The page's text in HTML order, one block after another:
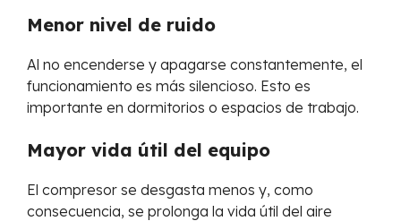
Menor nivel de ruido
Al no encenderse y apagarse constantemente, el
funcionamiento es más silencioso. Esto es
importante en dormitorios o espacios de trabajo.
Mayor vida útil del equipo
El compresor se desgasta menos y, como
consecuencia, se prolonga la vida útil del aire